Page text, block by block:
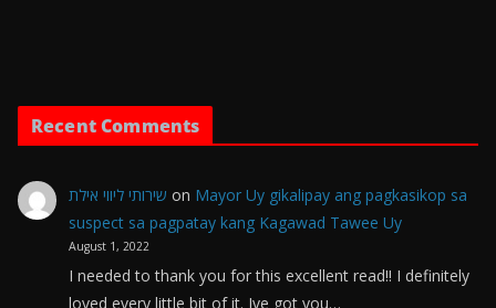
Recent Comments
שירותי ליווי אילת on Mayor Uy gikalipay ang pagkasikop sa
suspect sa pagpatay kang Kagawad Tawee Uy
August 1, 2022
I needed to thank you for this excellent read!! I definitely
loved every little bit of it. Ive got you…